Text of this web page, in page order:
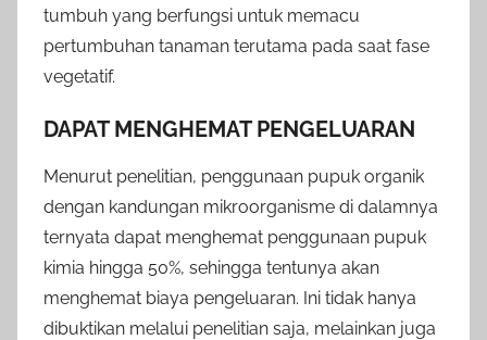
tumbuh yang berfungsi untuk memacu
pertumbuhan tanaman terutama pada saat fase
vegetatif.
DAPAT MENGHEMAT PENGELUARAN
Menurut penelitian, penggunaan pupuk organik
dengan kandungan mikroorganisme di dalamnya
ternyata dapat menghemat penggunaan pupuk
kimia hingga 50%, sehingga tentunya akan
menghemat biaya pengeluaran. Ini tidak hanya
dibuktikan melalui penelitian saja, melainkan juga